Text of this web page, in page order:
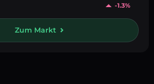
-1.3%
Zum Markt